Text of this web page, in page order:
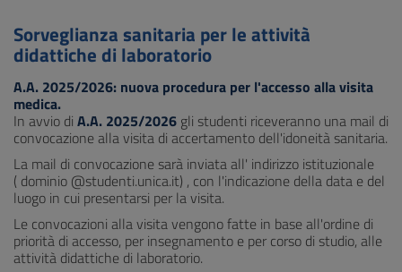
Sorveglianza sanitaria per le attività
didattiche di laboratorio
A.A. 2025/2026: nuova procedura per l'accesso alla visita
medica.
In avvio di A.A. 2025/2026 gli studenti riceveranno una mail di
convocazione alla visita di accertamento dell'idoneità sanitaria.
La mail di convocazione sarà inviata all' indirizzo istituzionale
( dominio @studenti.unica.it) , con l'indicazione della data e del
luogo in cui presentarsi per la visita.
Le convocazioni alla visita vengono fatte in base all'ordine di
priorità di accesso, per insegnamento e per corso di studio, alle
attività didattiche di laboratorio.